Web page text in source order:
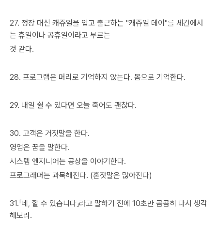
27. 정장 대신 캐쥬얼을 입고 출근하는 "캐쥬얼 데이"를 세간에서
는 휴일이나 공휴일이라고 부르는
것 같다.
28. 프로그램은 머리로 기억하지 않는다. 몸으로 기억한다.
29. 내일 쉴 수 있다면 오늘 죽어도 괜찮다.
30. 고객은 거짓말을 한다.
영업은 꿈을 말한다.
시스템 엔지니어는 공상을 이야기한다.
프로그래머는 과묵해진다. (혼잣말은 많아진다)
31.「네, 할 수 있습니다」라고 말하기 전에 10초만 곰곰히 다시 생각
해보라.